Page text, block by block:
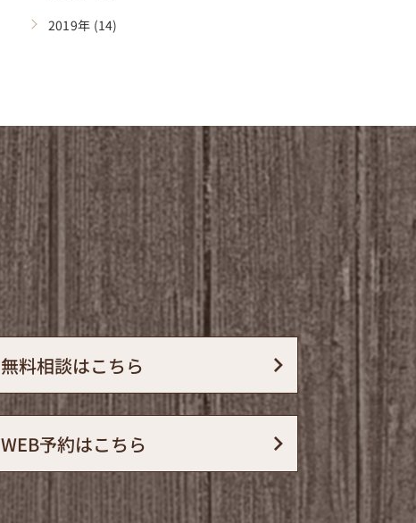
2019年 (14)
無料相談はこちら
WEB予約はこちら